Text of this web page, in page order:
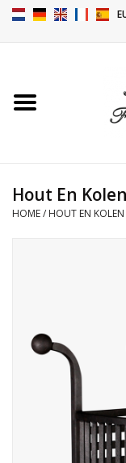
Toebehoren
Objecten
Decoratieve Outdoor
Vloeren - Steen,
Hout En
HOME/ HOUT EN